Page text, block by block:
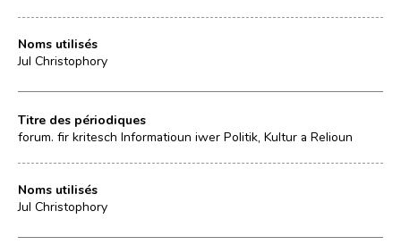
Noms utilisés
Jul Christophory
Titre des périodiques
forum. fir kritesch Informatioun iwer Politik, Kultur a Relioun
Noms utilisés
Jul Christophory